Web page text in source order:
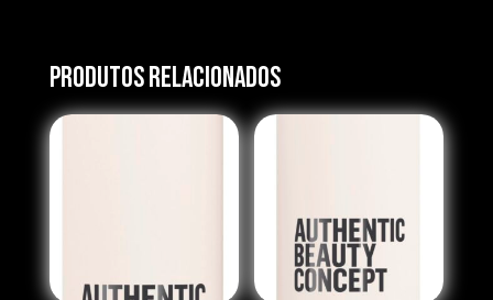
Produtos Relacionados